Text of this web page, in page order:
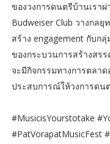
ของวงการดนตรีบ้านเรา
Budweiser Club วางกล
สร้าง engagement กับก
ของกระบวนการสร้างสร
จะมีกิจกรรมทางการตลา
ประสบการณ์ให้วงการดน
#MusicisYourstotake
#PatVorapatMusicFest